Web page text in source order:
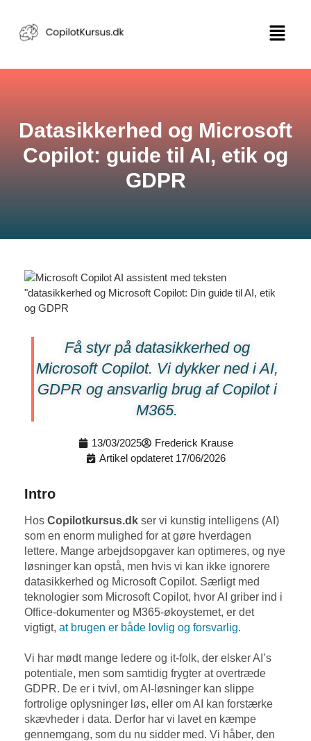
Datasikkerhed og Microsoft
Copilot: guide til AI, etik og
GDPR
Få styr på datasikkerhed og
Microsoft Copilot. Vi dykker ned i AI,
GDPR og ansvarlig brug af Copilot i
M365.
13/03/2025
Frederick Krause
Artikel opdateret 17/06/2026
Intro
Hos Copilotkursus.dk ser vi kunstig intelligens (AI)
som en enorm mulighed for at gøre hverdagen
lettere. Mange arbejdsopgaver kan optimeres, og nye
løsninger kan opstå, men hvis vi kan ikke ignorere
datasikkerhed og Microsoft Copilot. Særligt med
teknologier som Microsoft Copilot, hvor AI griber ind i
Office-dokumenter og M365-økoystemet, er det
vigtigt, at brugen er både lovlig og forsvarlig.
Vi har mødt mange ledere og it-folk, der elsker AI’s
potentiale, men som samtidig frygter at overtræde
GDPR. De er i tvivl, om AI-løsninger kan slippe
fortrolige oplysninger løs, eller om AI kan forstærke
skævheder i data. Derfor har vi lavet en kæmpe
gennemgang, som du nu sidder med. Vi håber, den